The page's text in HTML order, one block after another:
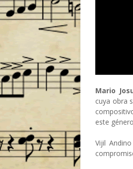
Mario
cuya obra
este
Vijil